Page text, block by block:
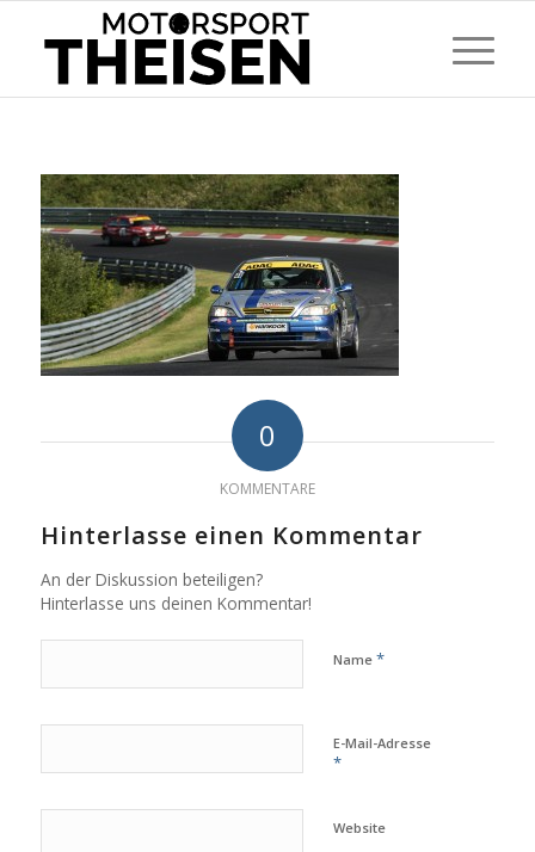
0
KOMMENTARE
Hinterlasse einen Kommentar
An der Diskussion beteiligen?
Hinterlasse uns deinen Kommentar!
Name *
E-Mail-Adresse
*
Website